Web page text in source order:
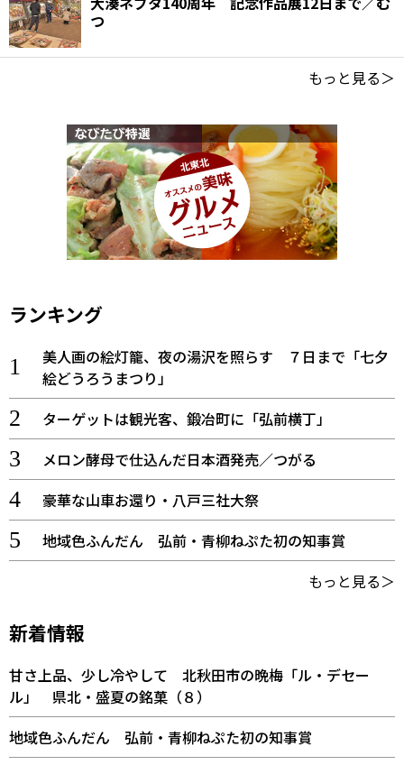
つ
もっと見る＞
ランキング
美人画の絵灯籠、夜の湯沢を照らす ７日まで「七夕
絵どうろうまつり」
ターゲットは観光客、鍛冶町に「弘前横丁」
メロン酵母で仕込んだ日本酒発売／つがる
豪華な山車お還り・八戸三社大祭
地域色ふんだん 弘前・青柳ねぷた初の知事賞
もっと見る＞
新着情報
甘さ上品、少し冷やして 北秋田市の晩梅「ル・デセー
ル」 県北・盛夏の銘菓（８）
地域色ふんだん 弘前・青柳ねぷた初の知事賞